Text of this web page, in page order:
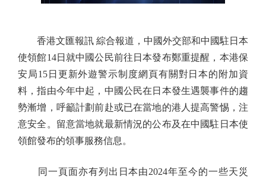
香港文匯報訊 綜合報道，中國外交部和中國駐日本
使領館14日就中國公民前往日本發布鄭重提醒，本港保
安局15日更新外遊警示制度網頁有關對日本的附加資
料，指由今年中起，中國公民在日本發生遇襲事件的趨
勢漸增，呼籲計劃前赴或已在當地的港人提高警惕，注
意安全。留意當地就最新情況的公布及在中國駐日本使
領館發布的領事服務信息。
同一頁面亦有列出日本由2024年至今的一些天災